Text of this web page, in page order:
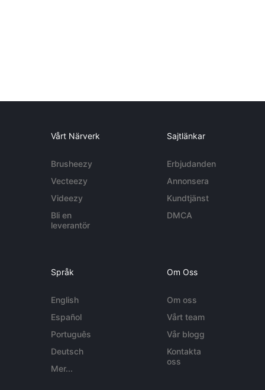
Vårt Närverk
Brusheezy
Vecteezy
Videezy
Bli en
leverantör
Sajtlänkar
Erbjudanden
Annonsera
Kundtjänst
DMCA
Språk
English
Español
Português
Deutsch
Mer...
Om Oss
Om oss
Vårt team
Vår blogg
Kontakta
oss